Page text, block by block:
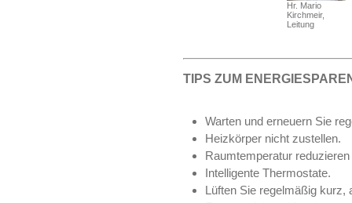
Hr. Mario
Kirchmeir,
Leitung
TIPS ZUM
Warten und erneuern Sie
Heizkörper nicht zustellen.
Raumtemperatur
Intelligente Thermostate.
Lüften Sie regelmäßig kurz,